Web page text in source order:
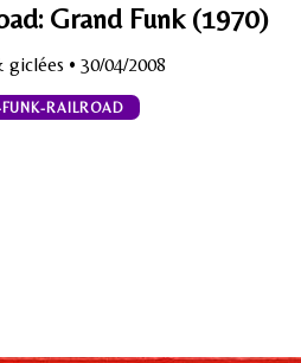
Grand Funk (1970)
giclées • 30/04/2008
RAILROAD